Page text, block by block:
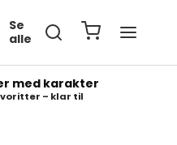
Se
alle
med karakter
– klar til